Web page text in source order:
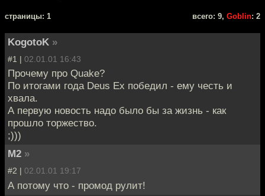
cтраницы: 1 всего: 9, Goblin: 2
KogotoK »
#1 | 02.01.01 16:43
Прочему про Quake?
По итогами года Deus Ex победил - ему честь и
хвала.
А первую новость надо было бы за жизнь - как
прошло торжество.
;)))
M2 »
#2 | 02.01.01 19:17
А потому что - промод рулит!